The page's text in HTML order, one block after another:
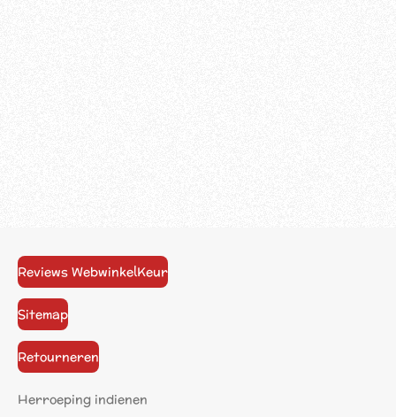
Reviews WebwinkelKeur
Sitemap
Retourneren
Herroeping indienen